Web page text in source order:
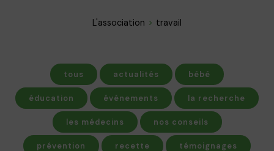
L'association travail
tous actualités bébé
éducation événements la recherche
les médecins nos conseils
prévention recette témoignages